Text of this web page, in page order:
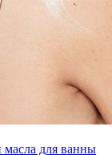
масла для ванны